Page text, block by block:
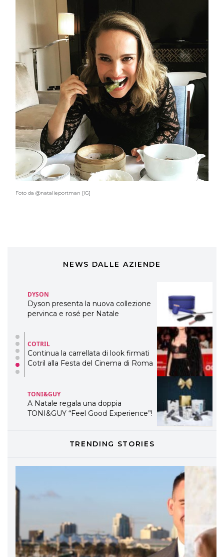
Foto da @natalieportman [IG]
NEWS DALLE AZIENDE
Dyson presenta la nuova collezione
pervinca e rosé per Natale
COTRIL
Continua la carrellata di look firmati
Cotril alla Festa del Cinema di Roma
TONI&GUY
A Natale regala una doppia
TONI&GUY “Feel Good Experience”!
TONI&GUY
LABEL.M lancia la sua innovativa ed
eco-sostenibile linea di prodotti
professionali
DAVINES
WELLNESS CONGRESS 2022: I
DYSON
Dyson presenta la nuova collezione
pervinca e rosé per Natale
COTRIL
Continua la carrellata di look firmati
Cotril alla Festa del Cinema di Roma
TONI&GUY
A Natale regala una doppia
TONI&GUY “Feel Good Experience”!
LABEL.M lancia la sua innovativa ed
professionali
TRENDING STORIES